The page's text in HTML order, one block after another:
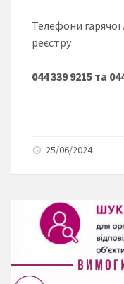
Телефони гарячої
реєстру
044 339 9215 та
25/06/2024